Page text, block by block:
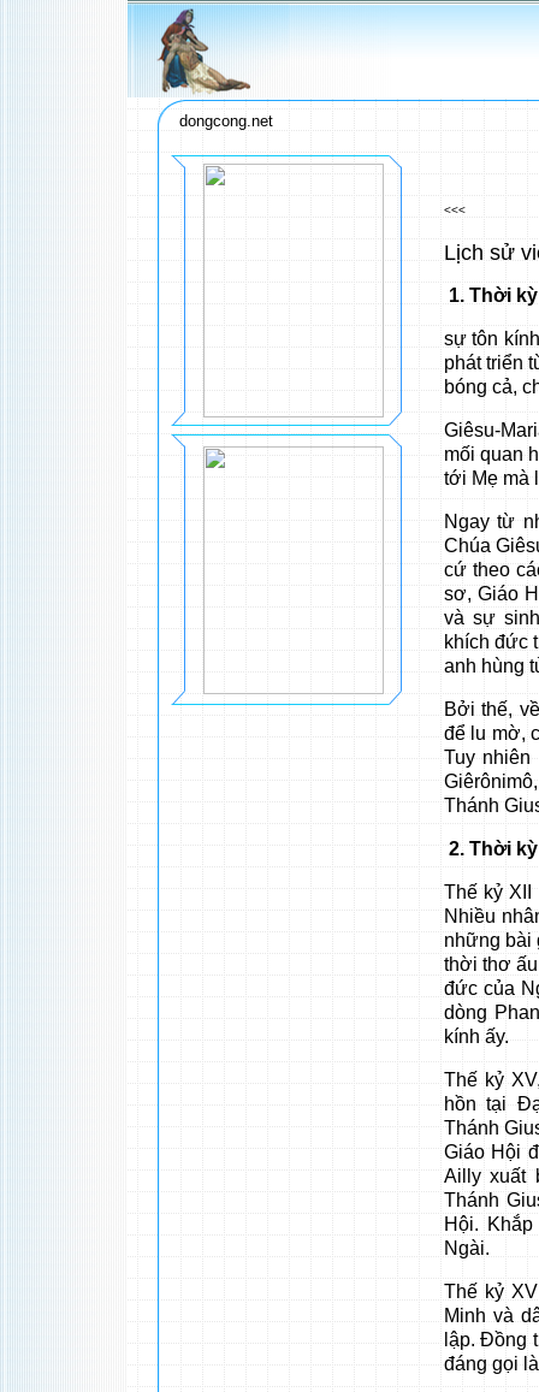
dongcong.net
<<<
Lịch sử
1. Thời
sự tôn
phát triển
bóng cả,
Giêsu-
mối quan
tới Mẹ mà
Ngay từ
Chúa
cứ theo
sơ, Giáo
và sự
khích đức
anh hùng
Bởi thế,
để lu mờ,
Tuy
Thánh
2. Thời
Thế kỷ XII
Nhiều
những bài
thời thơ
đức của
dòng
kính ấy.
Thế kỷ
hồn tại
Thánh
Giáo Hội
Ailly xuất
Thánh
Hội.
Ngài.
Thế kỷ
Minh và
lập. Ðồng
đáng gọi